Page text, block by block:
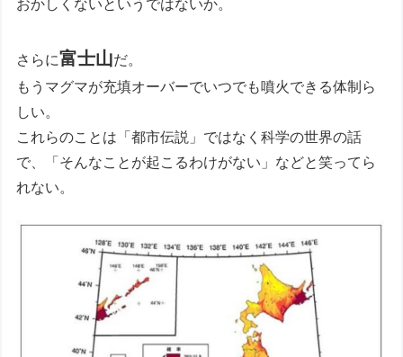
おかしくないというではないか。
さらに富士山だ。
もうマグマが充填オーバーでいつでも噴火できる体制ら
しい。
これらのことは「都市伝説」ではなく科学の世界の話
で、「そんなことが起こるわけがない」などと笑ってら
れない。